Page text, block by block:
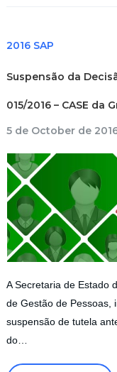
2016 SAP
Suspensão da
015/2016 – CASE da
5 de October de
A Secretaria de Estado
de Gestão de Pessoas,
suspensão de tutela
do…